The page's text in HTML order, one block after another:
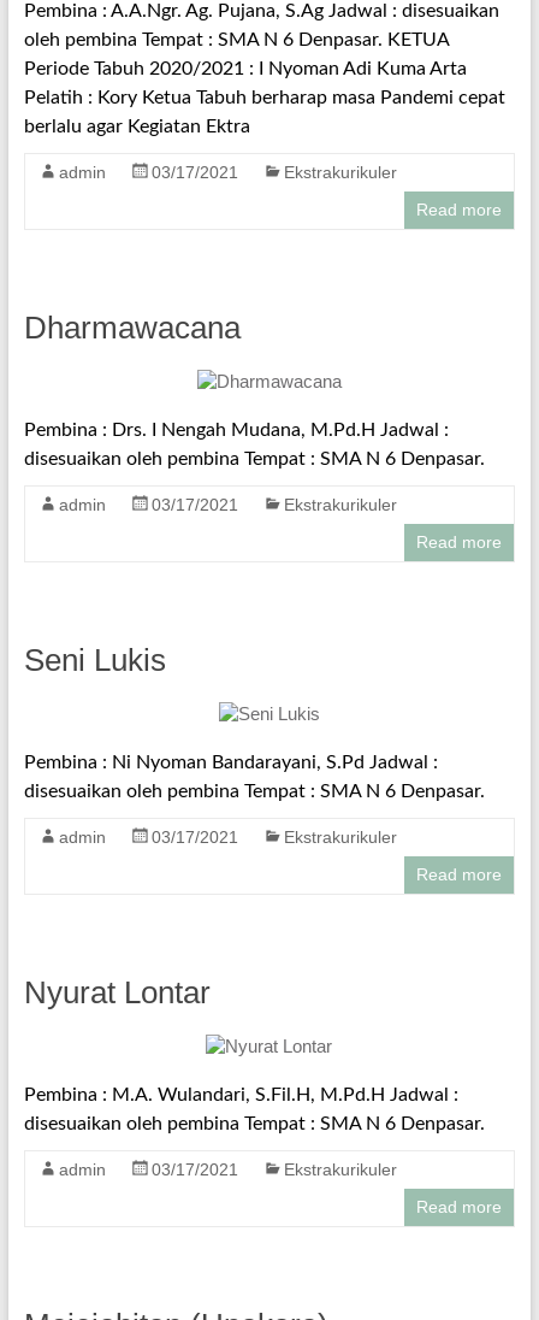
Pembina : A.A.Ngr. Ag. Pujana, S.Ag Jadwal : disesuaikan
oleh pembina Tempat : SMA N 6 Denpasar. KETUA
Periode Tabuh 2020/2021 : I Nyoman Adi Kuma Arta
Pelatih : Kory Ketua Tabuh berharap masa Pandemi cepat
berlalu agar Kegiatan Ektra
admin 03/17/2021
Ekstrakurikuler
Read more
Dharmawacana
Pembina : Drs. I Nengah Mudana, M.Pd.H Jadwal :
disesuaikan oleh pembina Tempat : SMA N 6 Denpasar.
admin 03/17/2021
Ekstrakurikuler
Read more
Seni Lukis
Pembina : Ni Nyoman Bandarayani, S.Pd Jadwal :
disesuaikan oleh pembina Tempat : SMA N 6 Denpasar.
admin 03/17/2021
Ekstrakurikuler
Read more
Nyurat Lontar
Pembina : M.A. Wulandari, S.Fil.H, M.Pd.H Jadwal :
disesuaikan oleh pembina Tempat : SMA N 6 Denpasar.
admin 03/17/2021
Ekstrakurikuler
Read more